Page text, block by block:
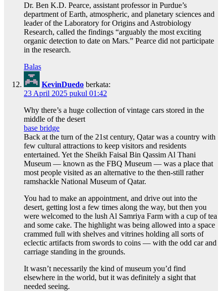
Dr. Ben K.D. Pearce, assistant professor in Purdue’s
department of Earth, atmospheric, and planetary sciences and
leader of the Laboratory for Origins and Astrobiology
Research, called the findings “arguably the most exciting
organic detection to date on Mars.” Pearce did not participate
in the research.
Balas
KevinDuedo berkata:
23 April 2025 pukul 01:42
Why there’s a huge collection of vintage cars stored in the
middle of the desert
base bridge
Back at the turn of the 21st century, Qatar was a country with
few cultural attractions to keep visitors and residents
entertained. Yet the Sheikh Faisal Bin Qassim Al Thani
Museum — known as the FBQ Museum — was a place that
most people visited as an alternative to the then-still rather
ramshackle National Museum of Qatar.
You had to make an appointment, and drive out into the
desert, getting lost a few times along the way, but then you
were welcomed to the lush Al Samriya Farm with a cup of tea
and some cake. The highlight was being allowed into a space
crammed full with shelves and vitrines holding all sorts of
eclectic artifacts from swords to coins — with the odd car and
carriage standing in the grounds.
It wasn’t necessarily the kind of museum you’d find
elsewhere in the world, but it was definitely a sight that
needed seeing.